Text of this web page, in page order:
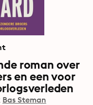
roman over
en een voor
Bas Steman